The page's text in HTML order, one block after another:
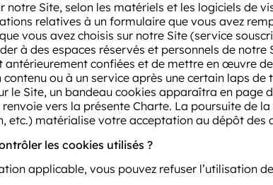
notre Site, selon les matériels et les logiciels de
relatives à un formulaire que vous avez
vous avez choisis sur notre Site (service
à des espaces réservés et personnels de
antérieurement confiées et de mettre en œuvre
ou à un service après une certain laps de
le Site, un bandeau cookies apparaîtra en page
vers la présente Charte. La poursuite de
etc.) matérialise votre acceptation au dépôt des
les cookies utilisés ?
applicable, vous pouvez refuser l’utilisation